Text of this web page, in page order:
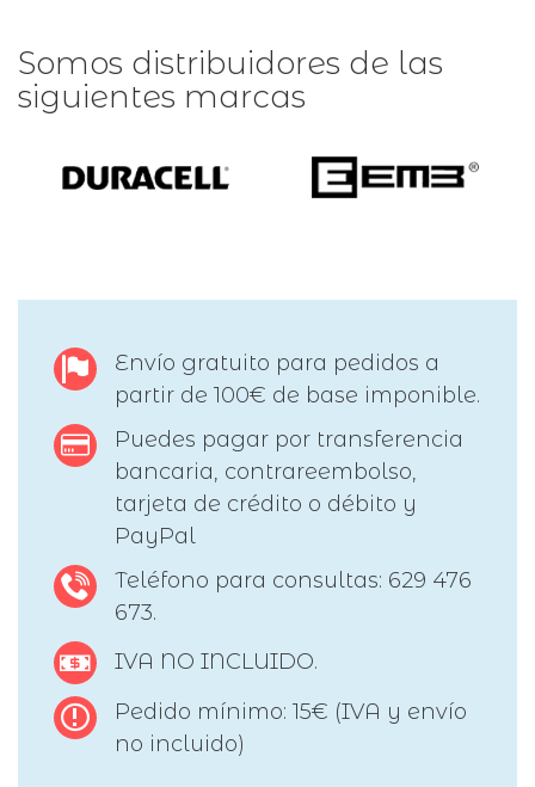
Somos distribuidores de las
siguientes marcas
Envío gratuito para pedidos a
partir de 100€ de base imponible.
Puedes pagar por transferencia
bancaria, contrareembolso,
tarjeta de crédito o débito y
PayPal
Teléfono para consultas: 629 476
673.
IVA NO INCLUIDO.
Pedido mínimo: 15€ (IVA y envío
no incluido)